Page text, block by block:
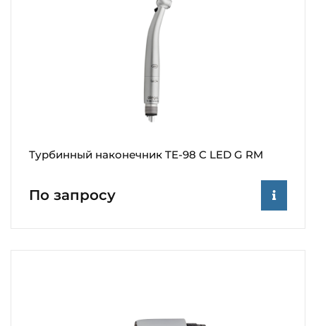
Турбинный наконечник TE-98 C LED G RM
По запросу